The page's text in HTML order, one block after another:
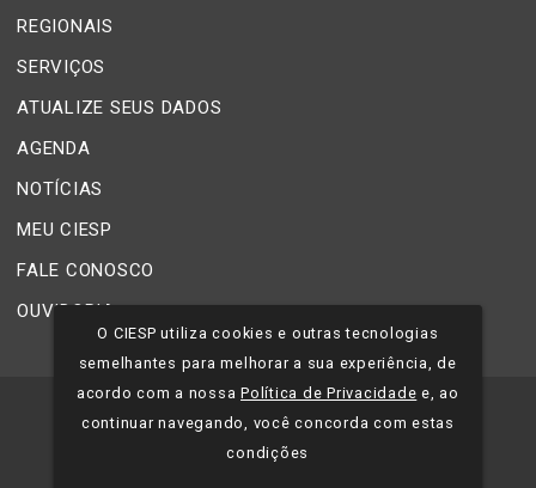
REGIONAIS
SERVIÇOS
ATUALIZE SEUS DADOS
AGENDA
NOTÍCIAS
MEU CIESP
FALE CONOSCO
OUVIDORIA
2026 CIESP - Todos os direitos reservados.
Política de Privacidade
O CIESP utiliza cookies e outras tecnologias
semelhantes para melhorar a sua experiência, de
acordo com a nossaPolítica de Privacidade e, ao
continuar navegando, você concorda com estas
condições